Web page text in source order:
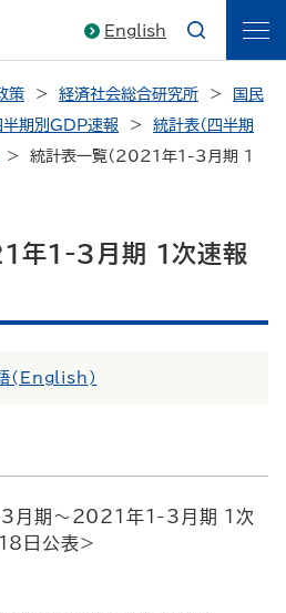
English
策 経済社会総合研究所
国民
半期別GDP速報
統計表（四半期
統計表一覧（2021年1-3月期 1
年1-3月期 1次速報
( English )
3月期～2021年1-3月期 1次
日公表>